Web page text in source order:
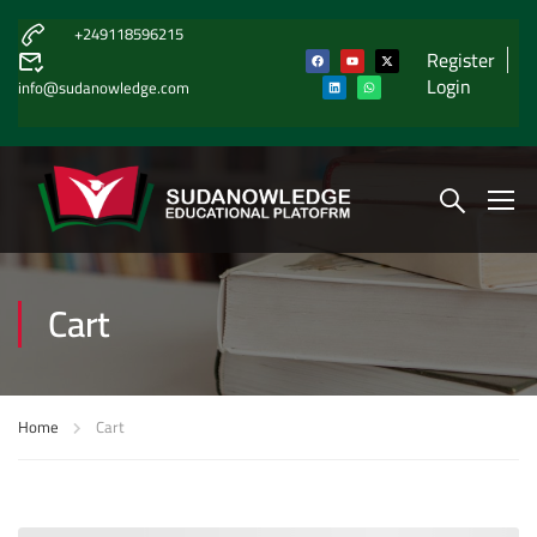
+249118596215
info@sudanowledge.com
Register
Login
Cart
Home Cart